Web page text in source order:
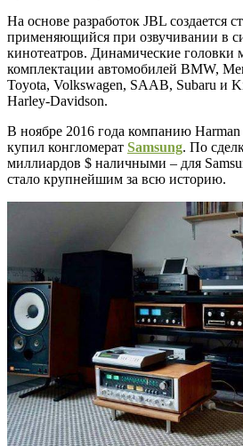
На основе разработок JBL создается
применяющийся при озвучивании в
кинотеатров. Динамические головки
комплектации автомобилей BMW,
Toyota, Volkswagen, SAAB, Subaru и
Harley-Davidson.
В ноябре 2016 года компанию
купил конгломерат Samsung. По
миллиардов $ наличными – для
стало крупнейшим за всю историю.